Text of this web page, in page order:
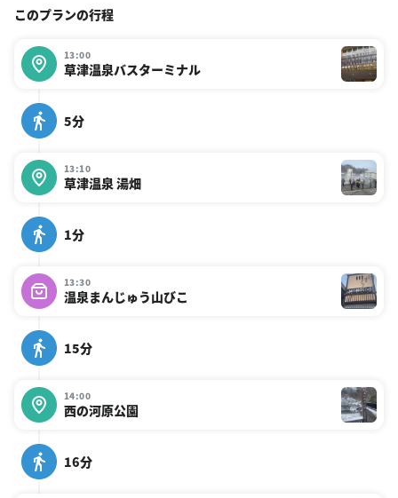
このプランの行程
13:00
草津温泉バスターミナル
5分
13:10
草津温泉 湯畑
1分
13:30
温泉まんじゅう山びこ
15分
14:00
西の河原公園
16分